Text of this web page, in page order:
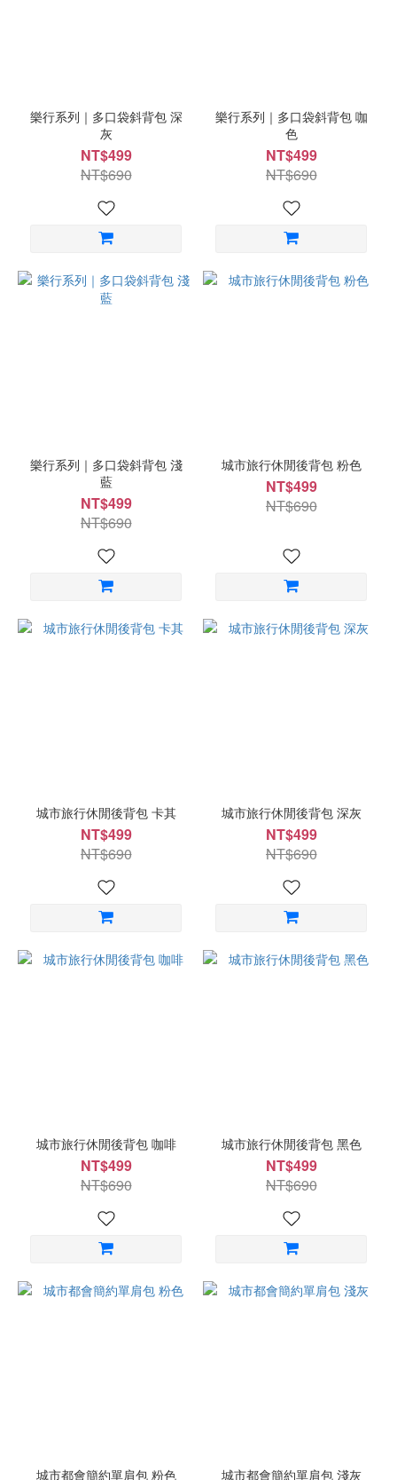
樂行系列｜多口袋斜背包 深
灰
NT$499
NT$690
樂行系列｜多口袋斜背包 咖
色
NT$499
NT$690
樂行系列｜多口袋斜背包 淺
藍
NT$499
NT$690
城市旅行休閒後背包 粉色
NT$499
NT$690
城市旅行休閒後背包 卡其
NT$499
NT$690
城市旅行休閒後背包 深灰
NT$499
NT$690
城市旅行休閒後背包 咖啡
NT$499
NT$690
城市旅行休閒後背包 黑色
NT$499
NT$690
城市都會簡約單肩包 粉色 城市都會簡約單肩包 淺灰